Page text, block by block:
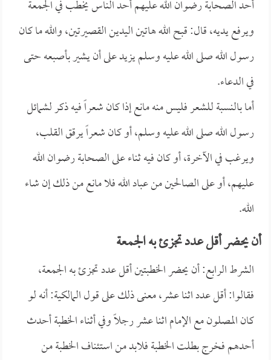
أحد الصحابة رضوان الله عليهم أحد الناس يخطب في الجمعة
ويرفع يديه، قال: قبح الله هاتين اليدين القصيرتين، والله ما كان
رسول الله صلى الله عليه وسلم يزيد على أن يشير بأصبعه حتى
في الدعاء.
أما بالنسبة للشعر فليس منه مانع إذا كان شعراً فيه ذكر لشمائل
رسول الله صلى الله عليه وسلم، أو كان شعراً يرقق القلب،
ويرغب في الآخرة، أو كان فيه ثناء على الصحابة رضوان الله
عليهم، أو على الصالحين من عباد الله فلا مانع من ذلك إن شاء
الله.
أن يحضر أقل عدد تجزئ به الجمعة
الشرط الرابع: أن يحضر الخطبتين أقل عدد تجزئ به الجمعة،
فقالوا: أقل عدد اثنا عشر، معنى ذلك على قول المالكية: أنه لو
كان المصلون مع الإمام اثنا عشر رجلاً وفي أثناء الخطبة أحدث
أحدهم فخرج بطلت الخطبة فلابد من استئناف الخطبة من